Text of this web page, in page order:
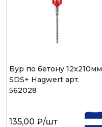
Бур по бетону 12х210мм
SDS+ Hagwert арт.
562028
135,00 ₽/шт